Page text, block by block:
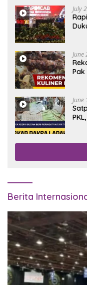
July
June
Pak
June
Berita